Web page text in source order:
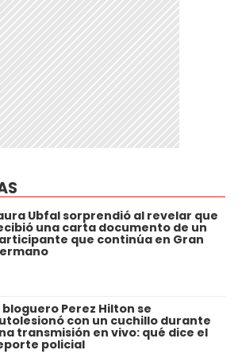
Ubfal sorprendió al revelar que
una carta documento de un
que continúa en Gran
bloguero Perez Hilton se
con un cuchillo durante
transmisión en vivo: qué dice el
policial